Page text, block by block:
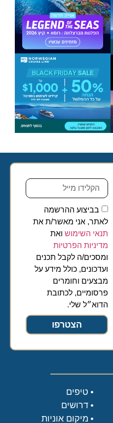
בביצוע ההרשמה
לאתר, אני מאשר/ת את
תנאי השימושואת
מדיניות הפרטיות
ומסכים/ה לקבל תכנים
ועדכונים, כולל מידע על
מבצעים וחומרים
פרסומיים, לכתובת
הדוא״ל שלי.
הצטרפו
טיפים
דרושים
מיקום אוניות